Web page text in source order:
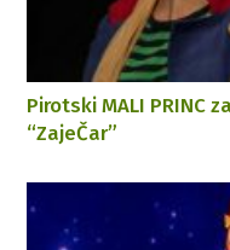
Pirotski MALI PRINC
“ZajeČar”